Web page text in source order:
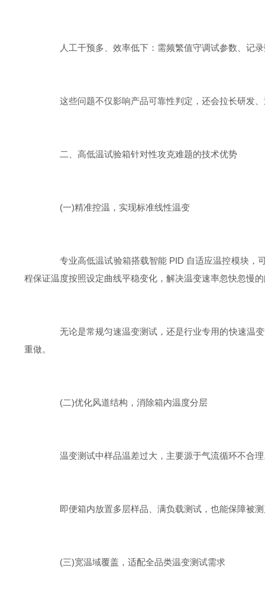
人工干预多、效率低下：需频繁值守调试参数、记录
这些问题不仅影响产品可靠性判定，还会拉长研发、
二、高低温试验箱针对性攻克难题的技术优势
(一)精准控温，实现标准线性温变
专业高低温试验箱搭载智能 PID 自适应温控模块，可
程保证温度按照设定曲线平稳变化，解决温变速率忽快忽慢
无论是常规匀速温变测试，还是行业专用的快速温变
重做。
(二)优化风道结构，消除箱内温度分层
温变测试中样品温差过大，主要源于气流循环不合理
即便箱内放置多层样品、满负载测试，也能保障被测
(三)宽温域覆盖，适配全品类温变测试需求